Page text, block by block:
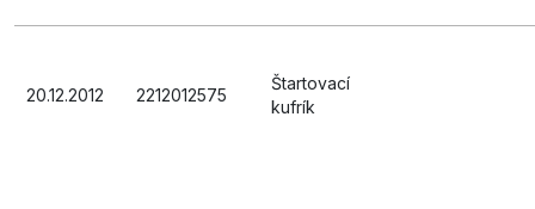
20.12.2012 2212012575
Štartovací
kufrík